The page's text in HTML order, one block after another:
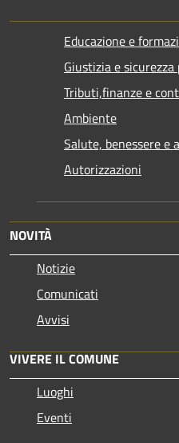
Educazione e
Giustizia e sicurezza
Tributi,finanze e
Ambiente
Salute, benessere e
Autorizzazioni
NOVITÀ
Notizie
Comunicati
Avvisi
VIVERE IL COMUNE
Luoghi
Eventi